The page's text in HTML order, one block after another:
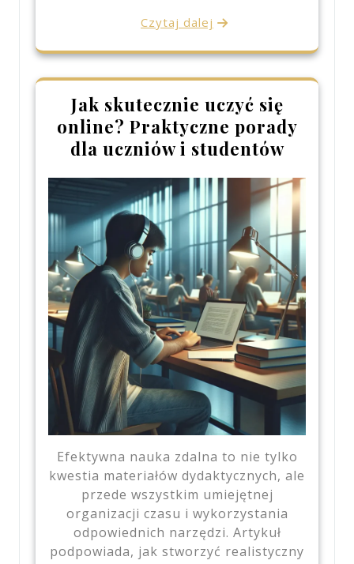
Czytaj dalej
Jak skutecznie uczyć się
online? Praktyczne porady
dla uczniów i studentów
Efektywna nauka zdalna to nie tylko
kwestia materiałów dydaktycznych, ale
przede wszystkim umiejętnej
organizacji czasu i wykorzystania
odpowiednich narzędzi. Artykuł
podpowiada, jak stworzyć realistyczny